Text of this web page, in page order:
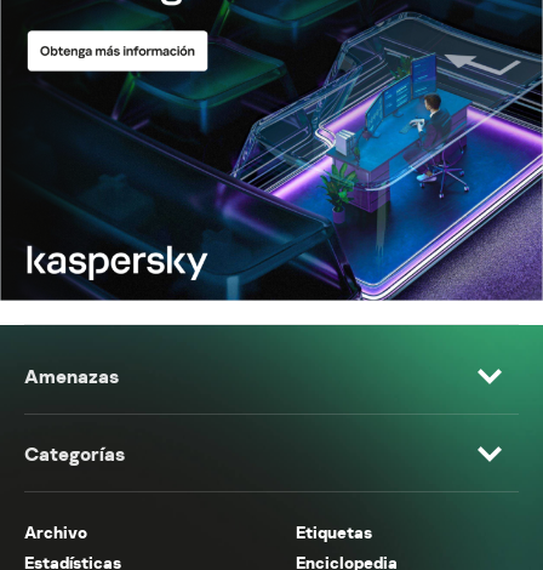
Amenazas
Categorías
Archivo
Etiquetas
Estadísticas
Enciclopedia